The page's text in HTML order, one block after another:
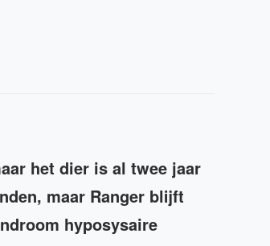
het dier is al twee jaar
maar Ranger blijft
hyposysaire